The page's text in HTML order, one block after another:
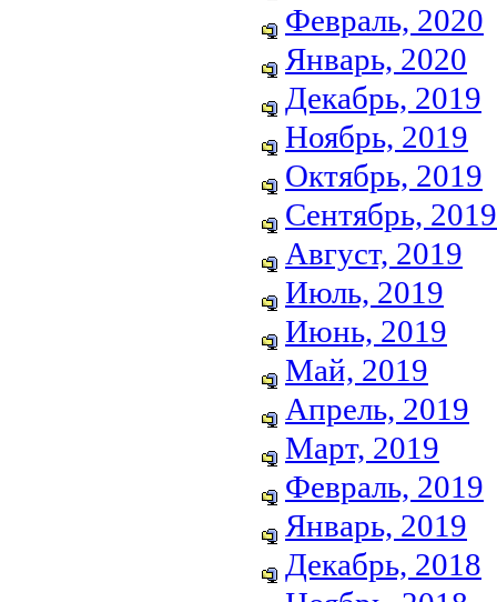
Февраль, 2020
Январь, 2020
Декабрь, 2019
Ноябрь, 2019
Октябрь, 2019
Сентябрь, 2019
Август, 2019
Июль, 2019
Июнь, 2019
Май, 2019
Апрель, 2019
Март, 2019
Февраль, 2019
Январь, 2019
Декабрь, 2018